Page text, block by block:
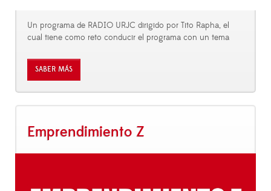
Un programa de RADIO URJC dirigido por Tito Rapha, el
cual tiene como reto conducir el programa con un tema
SABER MÁS
Emprendimiento Z